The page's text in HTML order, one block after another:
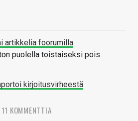
artikkelia foorumilla
puolella toistaiseksi pois
kirjoitusvirheestä
11 KOMMENTTIA